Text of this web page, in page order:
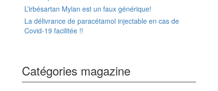
L’irbésartan Mylan est un faux générique!
La délivrance de paracétamol injectable en cas de
Covid-19 facilitée !!
Catégories magazine